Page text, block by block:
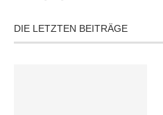
DIE LETZTEN BEITRÄGE